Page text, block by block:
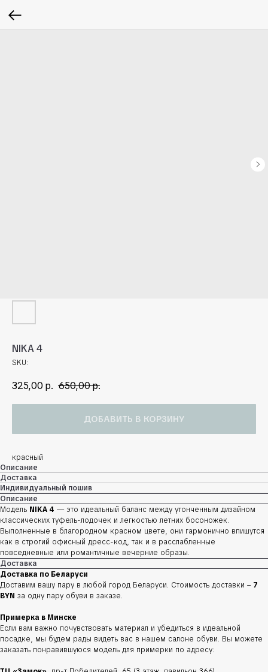
NIKA 4
SKU:
325,00 р. 650,00р.
ДОБАВИТЬ В КОРЗИНУ
красный
Описание
Доставка
Индивидуальный пошив
Описание
Модель NIKA 4 — это идеальный баланс между утонченным дизайном
классических туфель-лодочек и легкостью летних босоножек.
Выполненные в благородном красном цвете, они гармонично впишутся
как в строгий офисный дресс-код, так и в расслабленные
повседневные или романтичные вечерние образы.
Доставка
Доставка по Беларуси
Доставим вашу пару в любой город Беларуси. Стоимость доставки – 7
BYN за одну пару обуви в заказе.
Примерка в Минске
Если вам важно почувствовать материал и убедиться в идеальной
посадке, мы будем рады видеть вас в нашем салоне обуви. Вы можете
заказать понравившуюся модель для примерки по адресу: